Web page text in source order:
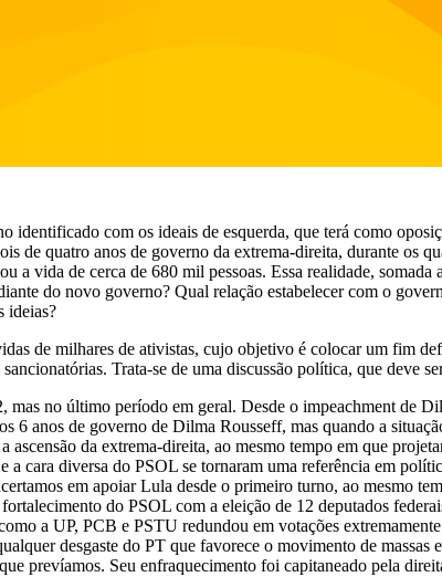
identificado com os ideais de esquerda, que terá como
de quatro anos de governo da extrema-direita, durante os
a vida de cerca de 680 mil pessoas. Essa realidade,
do novo governo? Qual relação estabelecer com o
ideias?
de milhares de ativistas, cujo objetivo é colocar um fim
Trata-se de uma discussão política, que deve
no último período em geral. Desde o impeachment de
6 anos de governo de Dilma Rousseff, mas quando a
da extrema-direita, ao mesmo tempo em que
cara diversa do PSOL se tornaram uma referência em
em apoiar Lula desde o primeiro turno, ao mesmo
do PSOL com a eleição de 12 deputados
a UP, PCB e PSTU redundou em votações
desgaste do PT que favorece o movimento de
prevíamos. Seu enfraquecimento foi capitaneado pela